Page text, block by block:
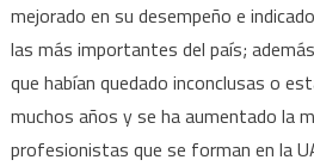
mejorado en su desempeño e
las más importantes del país;
que habían quedado inconclusas o
muchos años y se ha aumentado la
profesionistas que se forman en la